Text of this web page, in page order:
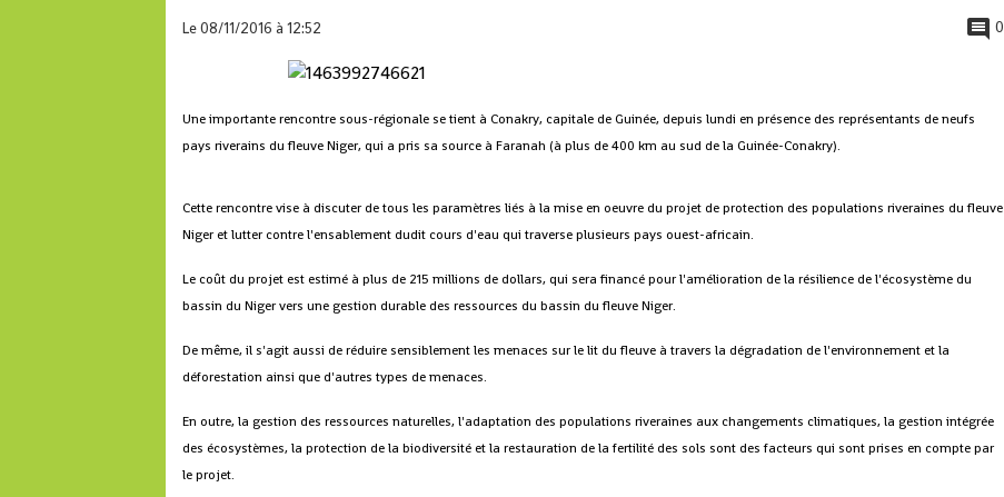
Le 08/11/2016à 12:52 0
Une importante rencontre sous-régionale se tient à Conakry, capitale de Guinée, depuis lundi en présence des représentants de neufs
pays riverains du fleuve Niger, qui a pris sa source à Faranah (à plus de 400 km au sud de la Guinée-Conakry).
Cette rencontre vise à discuter de tous les paramètres liés à la mise en oeuvre du projet de protection des populations riveraines du fleuve
Niger et lutter contre l'ensablement dudit cours d'eau qui traverse plusieurs pays ouest-africain.
Le coût du projet est estimé à plus de 215 millions de dollars, qui sera financé pour l'amélioration de la résilience de l'écosystème du
bassin du Niger vers une gestion durable des ressources du bassin du fleuve Niger.
De même, il s'agit aussi de réduire sensiblement les menaces sur le lit du fleuve à travers la dégradation de l'environnement et la
déforestation ainsi que d'autres types de menaces.
En outre, la gestion des ressources naturelles, l'adaptation des populations riveraines aux changements climatiques, la gestion intégrée
des écosystèmes, la protection de la biodiversité et la restauration de la fertilité des sols sont des facteurs qui sont prises en compte par
le projet.